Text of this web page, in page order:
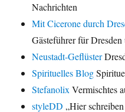
Nachrichten
Mit Cicerone durch
Gästeführer für
Neustadt-Geflüster
Spirituelles Blog
Stefanolix Vermischtes
styleDD „Hier